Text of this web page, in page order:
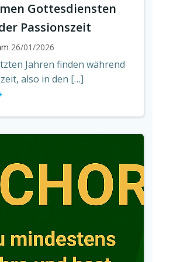
Gottesdiensten
Passionszeit
26/01/2026
Jahren finden während
also in den […]